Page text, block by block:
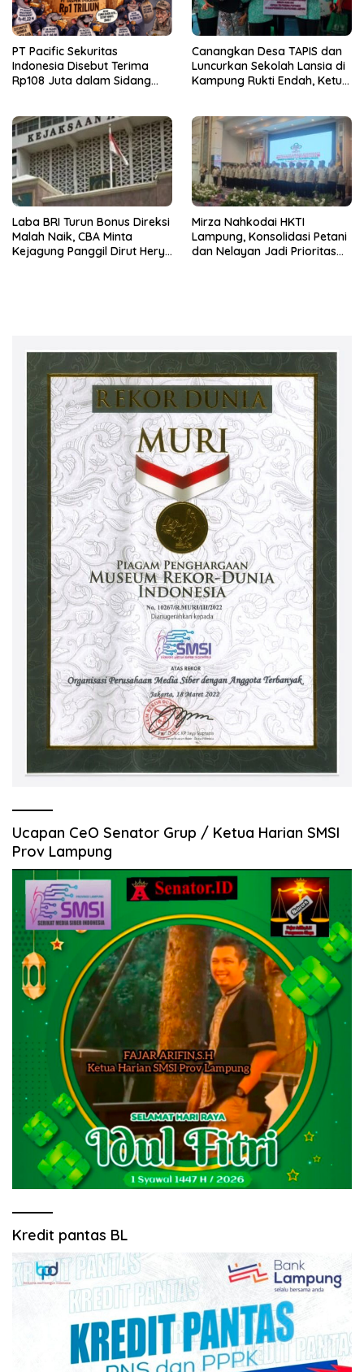
PT Pacific Sekuritas
Indonesia Disebut Terima
Rp108 Juta dalam Sidang
Canangkan Desa TAPIS dan
Luncurkan Sekolah Lansia di
Kampung Rukti Endah, Ketua
dari Desa
Laba BRI Turun Bonus Direksi
Malah Naik, CBA Minta
Kejagung Panggil Dirut Hery
Mirza Nahkodai HKTI
Lampung, Konsolidasi Petani
dan Nelayan Jadi Prioritas
Ucapan CeO Senator Grup / Ketua Harian SMSI
Prov Lampung
Kredit pantas BL